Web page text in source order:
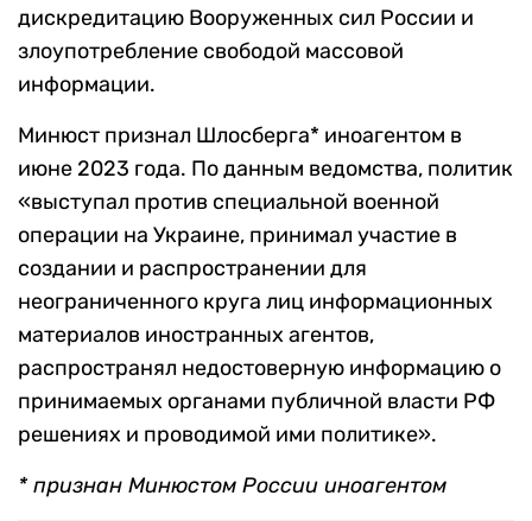
дискредитацию Вооруженных сил России и
злоупотребление свободой массовой
информации.
Минюст признал Шлосберга* иноагентом в
июне 2023 года. По данным ведомства, политик
«выступал против специальной военной
операции на Украине, принимал участие в
создании и распространении для
неограниченного круга лиц информационных
материалов иностранных агентов,
распространял недостоверную информацию о
принимаемых органами публичной власти РФ
решениях и проводимой ими политике».
* признан Минюстом России иноагентом